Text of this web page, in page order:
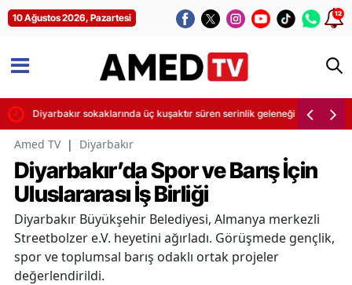
10 Ağustos 2026, Pazartesi 12
Diyarbakır sokaklarında üç kuşaktır süren serinlik geleneği
Amed TV | Diyarbakır
Diyarbakır’da Spor ve Barış İçin
Uluslararası İş Birliği
Diyarbakır Büyükşehir Belediyesi, Almanya merkezli
Streetbolzer e.V. heyetini ağırladı. Görüşmede gençlik,
spor ve toplumsal barış odaklı ortak projeler
değerlendirildi.